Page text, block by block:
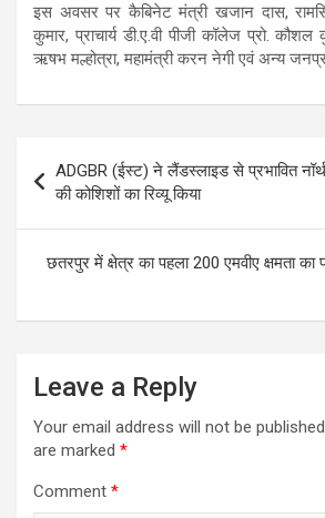
इस अवसर पर कैबिनेट मंत्री खजान दास,
कुमार, प्राचार्य डी.ए.वी पीजी कॉलेज प्रो.
ऋषभ मल्होत्रा, महामंत्री करन नेगी एवं अन्य
navigation
ADGBR (ईस्ट) ने लैंडस्लाइड से प्रभावित
की कोशिशों का रिव्यू किया
छतरपुर में क्षेत्र का पहला 200 एमवीए क्षमता का
Leave a Reply
Your email address will not be
are marked *
Comment *